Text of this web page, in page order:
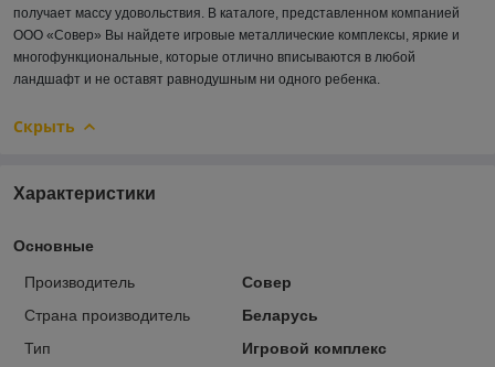
получает массу удовольствия. В каталоге, представленном компанией
ООО «Совер» Вы найдете игровые металлические комплексы, яркие и
многофункциональные, которые отлично вписываются в любой
ландшафт и не оставят равнодушным ни одного ребенка.
Скрыть
Характеристики
Основные
Производитель
Совер
Страна производитель
Беларусь
Тип
Игровой комплекс